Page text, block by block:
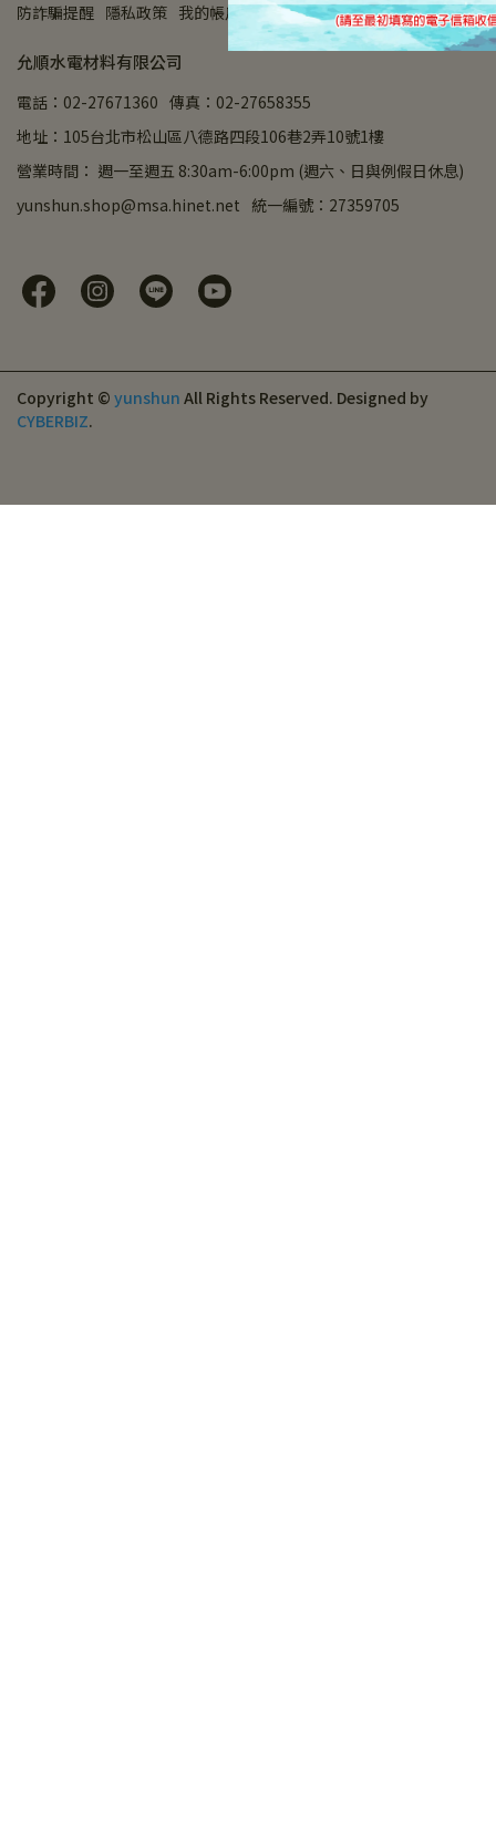
防詐騙提醒 隱私政策 我的帳戶 查詢
允順水電材料有限公司
電話：02-27671360 傳真：02-27658355
地址：105台北市松山區八德路四段106巷2弄10號1樓
營業時間： 週一至週五 8:30am-6:00pm (週六、日與例假日休息)
yunshun.shop@msa.hinet.net 統一編號：27359705
Copyright © yunshun All Rights Reserved. Designed by
CYBERBIZ.